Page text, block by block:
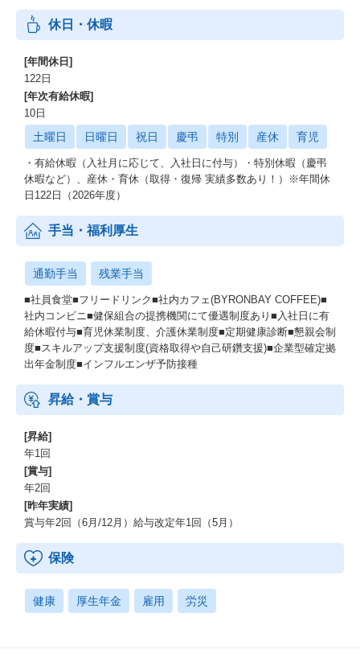
休日・休暇
[年間休日]
122日
[年次有給休暇]
10日
土曜日 日曜日 祝日 慶弔 特別 産休 育児
・有給休暇（入社月に応じて、入社日に付与）・特別休暇（慶弔
休暇など）、産休・育休（取得・復帰 実績多数あり！）※年間休
日122日（2026年度）
手当・福利厚生
通勤手当 残業手当
■社員食堂■フリードリンク■社内カフェ(BYRONBAY COFFEE)■
社内コンビニ■健保組合の提携機関にて優遇制度あり■入社日に有
給休暇付与■育児休業制度、介護休業制度■定期健康診断■懇親会制
度■スキルアップ支援制度(資格取得や自己研鑽支援)■企業型確定拠
出年金制度■インフルエンザ予防接種
昇給・賞与
[昇給]
年1回
[賞与]
年2回
[昨年実績]
賞与年2回（6月/12月）給与改定年1回（5月）
保険
健康 厚生年金 雇用 労災